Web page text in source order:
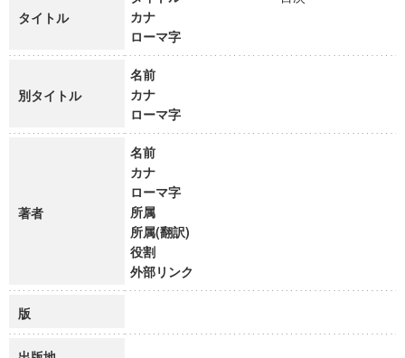
タイトル
カナ
ローマ字
別タイトル
名前
カナ
ローマ字
著者
名前
カナ
ローマ字
所属
所属(翻訳)
役割
外部リンク
版